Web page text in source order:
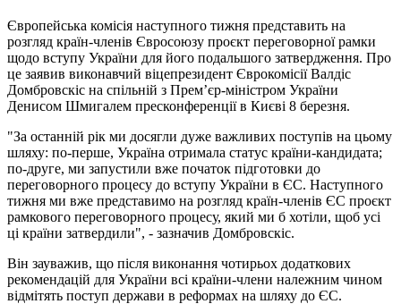
Європейська комісія наступного тижня представить на
розгляд країн-членів Євросоюзу проєкт переговорної рамки
щодо вступу України для його подальшого затвердження. Про
це заявив виконавчий віцепрезидент Єврокомісії Валдіс
Домбровскіс на спільній з Премʼєр-міністром України
Денисом Шмигалем пресконференції в Києві 8 березня.
"За останній рік ми досягли дуже важливих поступів на цьому
шляху: по-перше, Україна отримала статус країни-кандидата;
по-друге, ми запустили вже початок підготовки до
переговорного процесу до вступу України в ЄС. Наступного
тижня ми вже представимо на розгляд країн-членів ЄС проєкт
рамкового переговорного процесу, який ми б хотіли, щоб усі
ці країни затвердили", - зазначив Домбровскіс.
Він зауважив, що після виконання чотирьох додаткових
рекомендацій для України всі країни-члени належним чином
відмітять поступ держави в реформах на шляху до ЄС.